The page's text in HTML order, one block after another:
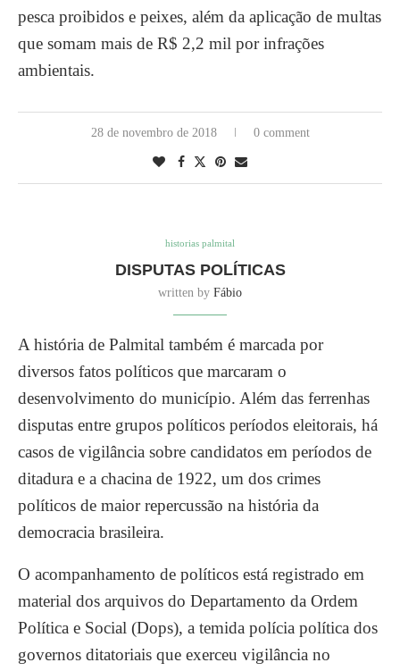
pesca proibidos e peixes, além da aplicação de multas
que somam mais de R$ 2,2 mil por infrações
ambientais.
28 de novembro de 2018 0 comment
historias palmital
DISPUTAS POLÍTICAS
written by Fábio
A história de Palmital também é marcada por
diversos fatos políticos que marcaram o
desenvolvimento do município. Além das ferrenhas
disputas entre grupos políticos períodos eleitorais, há
casos de vigilância sobre candidatos em períodos de
ditadura e a chacina de 1922, um dos crimes
políticos de maior repercussão na história da
democracia brasileira.
O acompanhamento de políticos está registrado em
material dos arquivos do Departamento da Ordem
Política e Social (Dops), a temida polícia política dos
governos ditatoriais que exerceu vigilância no